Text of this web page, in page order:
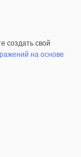
создать свой
на основе